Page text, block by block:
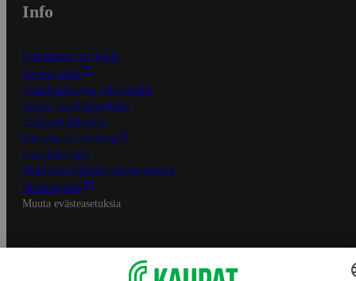
Info
S-Business yrityksille
Oiva-raportit
Osuuskauppojen yhteystiedot
Tilaus- ja toimitusehdot
Tietosuojakäytäntö
Palvelun käyttöehdot
Saavutettavuus
Mobiilisovelluksen saavutettavuus
Mainostajalle
Muuta evästeasetuksia
S-ryhmän palvelut